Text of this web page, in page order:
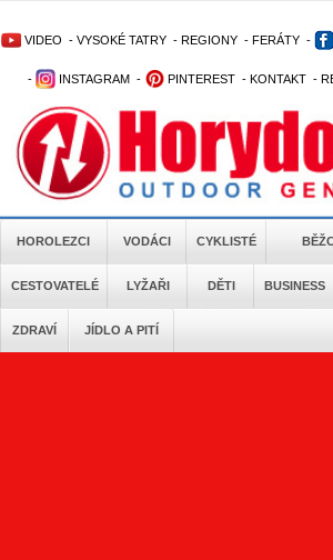
VIDEO - VYSOKÉ TATRY - REGIONY - FERÁTY -
- INSTAGRAM - PINTEREST - KONTAKT -
HOROLEZCI VODÁCI CYKLISTÉ
CESTOVATELÉ LYŽAŘI DĚTI BUSINESS
ZDRAVÍ JÍDLO A PITÍ